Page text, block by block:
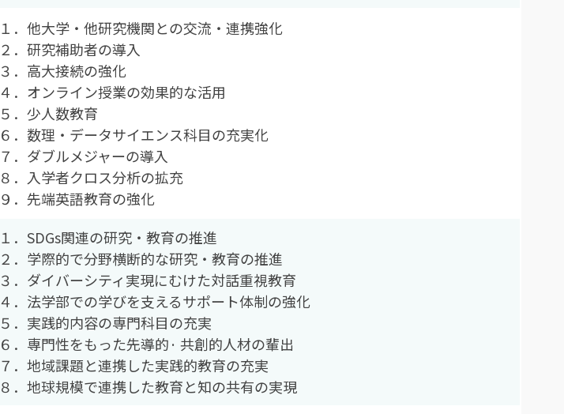
１．他大学・他研究機関との交流・連携強化
２．研究補助者の導入
３．高大接続の強化
４．オンライン授業の効果的な活用
５．少人数教育
６．数理・データサイエンス科目の充実化
７．ダブルメジャーの導入
８．入学者クロス分析の拡充
９．先端英語教育の強化
１．SDGs関連の研究・教育の推進
２．学際的で分野横断的な研究・教育の推進
３．ダイバーシティ実現にむけた対話重視教育
４．法学部での学びを支えるサポート体制の強化
５．実践的内容の専門科目の充実
６．専門性をもった先導的· 共創的人材の輩出
７．地域課題と連携した実践的教育の充実
８．地球規模で連携した教育と知の共有の実現